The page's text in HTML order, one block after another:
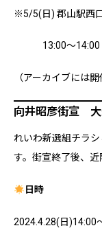
※5/5(日) 郡山駅西
13:00～14:00
（アーカイブには
向井昭彦街宣 大
れいわ新選組チラシ
す。街宣終了後、
日時
2024.4.28(日)14:00